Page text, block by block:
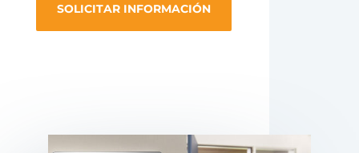
SOLICITAR INFORMACIÓN